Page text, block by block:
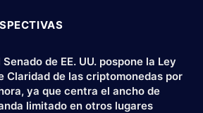
Senado de EE. UU. pospone la Ley
Claridad de las criptomonedas por
ya que centra el ancho de
limitado en otros lugares